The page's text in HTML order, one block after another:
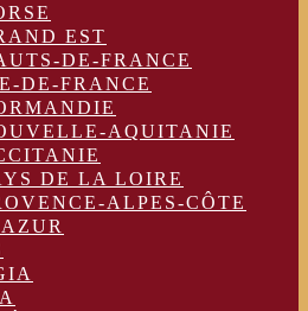
EST
DE-FRANCE
DE-FRANCE
AQUITANIE
DE LA LOIRE
ALPES-CÔTE